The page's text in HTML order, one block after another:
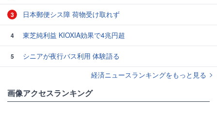
3 日本郵便シス障 荷物受け取れず
4 東芝純利益 KIOXIA効果で4兆円超
5
シニアが夜行バス利用 体験語る
経済ニュースランキングをもっと見る
画像アクセスランキング